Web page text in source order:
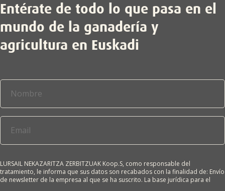
Entérate de todo lo que pasa en el
mundo de la ganadería y
agricultura en Euskadi
LURSAIL NEKAZARITZA ZERBITZUAK Koop.S, como responsable del
tratamiento, le informa que sus datos son recabados con la finalidad de: Envío
de newsletter de la empresa al que se ha suscrito. La base jurídica para el